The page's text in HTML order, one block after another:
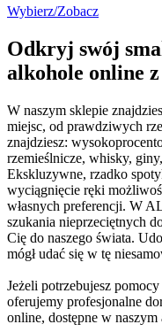
Wybierz/Zobacz
Odkryj swój
alkohole online
W naszym sklepie
miejsc, od prawdziwych
znajdziesz:
rzemieślnicze, whisky,
Ekskluzywne, rzadko
wyciągnięcie ręki
własnych preferencji. W
szukania nieprzeciętnych
Cię do naszego świata.
mógł udać się w tę
Jeżeli potrzebujesz
oferujemy profesjonalne
online, dostępne w